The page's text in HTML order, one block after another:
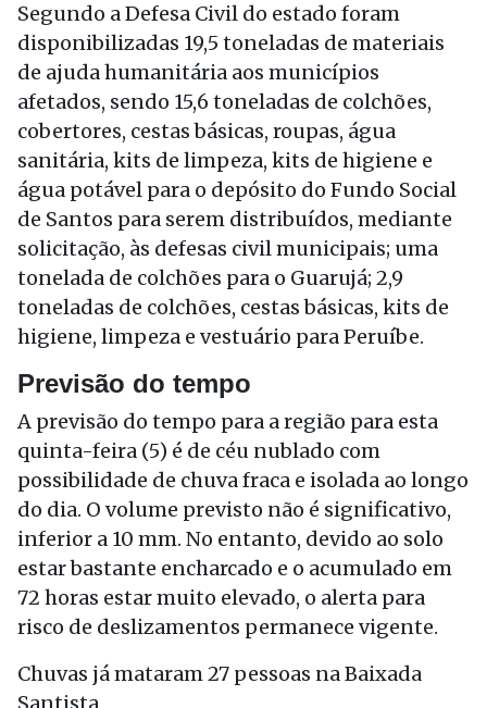
Segundo a Defesa Civil do estado foram
disponibilizadas 19,5 toneladas de materiais
de ajuda humanitária aos municípios
afetados, sendo 15,6 toneladas de colchões,
cobertores, cestas básicas, roupas, água
sanitária, kits de limpeza, kits de higiene e
água potável para o depósito do Fundo Social
de Santos para serem distribuídos, mediante
solicitação, às defesas civil municipais; uma
tonelada de colchões para o Guarujá; 2,9
toneladas de colchões, cestas básicas, kits de
higiene, limpeza e vestuário para Peruíbe.
Previsão do tempo
A previsão do tempo para a região para esta
quinta-feira (5) é de céu nublado com
possibilidade de chuva fraca e isolada ao longo
do dia. O volume previsto não é significativo,
inferior a 10 mm. No entanto, devido ao solo
estar bastante encharcado e o acumulado em
72 horas estar muito elevado, o alerta para
risco de deslizamentos permanece vigente.
Chuvas já mataram 27 pessoas na Baixada